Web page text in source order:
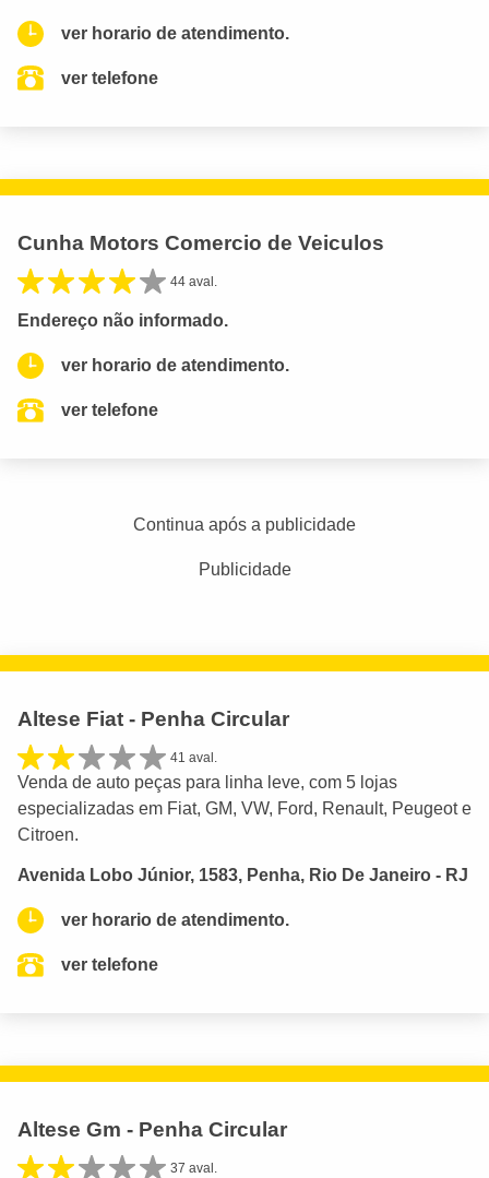
ver horario de atendimento.
ver telefone
Cunha Motors Comercio de Veiculos
44 aval.
Endereço não informado.
ver horario de atendimento.
ver telefone
Continua após a publicidade
Publicidade
Altese Fiat - Penha Circular
41 aval.
Venda de auto peças para linha leve, com 5 lojas
especializadas em Fiat, GM, VW, Ford, Renault, Peugeot e
Citroen.
Avenida Lobo Júnior, 1583, Penha, Rio De Janeiro - RJ
ver horario de atendimento.
ver telefone
Altese Gm - Penha Circular
37 aval.